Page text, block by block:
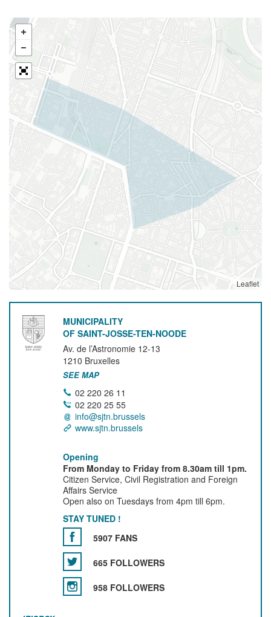
Leaflet
MUNICIPALITY
OF SAINT-JOSSE-TEN-NOODE
Av. de l’Astronomie 12-13
1210 Bruxelles
SEE MAP
02 220 26 11
02 220 25 55
info@sjtn.brussels
www.sjtn.brussels
Opening
From Monday to Friday from 8.30am till 1pm.
Citizen Service, Civil Registration and Foreign
Affairs Service
Open also on Tuesdays from 4pm till 6pm.
STAY TUNED !
5907 FANS
665 FOLLOWERS
958 FOLLOWERS